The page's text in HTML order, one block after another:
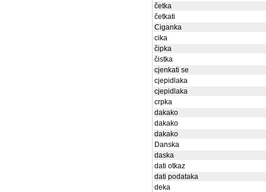
četka
četkati
Ciganka
cika
čipka
čistka
cjenkati se
cjepidlaka
cjepidlaka
crpka
dakako
dakako
dakako
Danska
daska
dati otkaz
dati podataka
deka